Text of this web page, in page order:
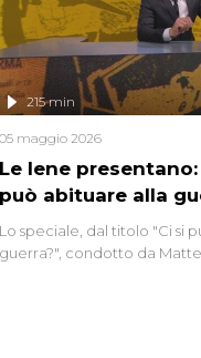
Le Iene
può abituare alla
215 min
05 maggio 2026
Lo speciale, dal titolo "Ci si
guerra?", condotto da